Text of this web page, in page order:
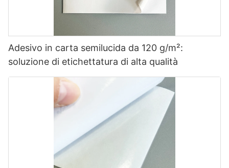
Adesivo in carta semilucida da 120 g/m²:
soluzione di etichettatura di alta qualità